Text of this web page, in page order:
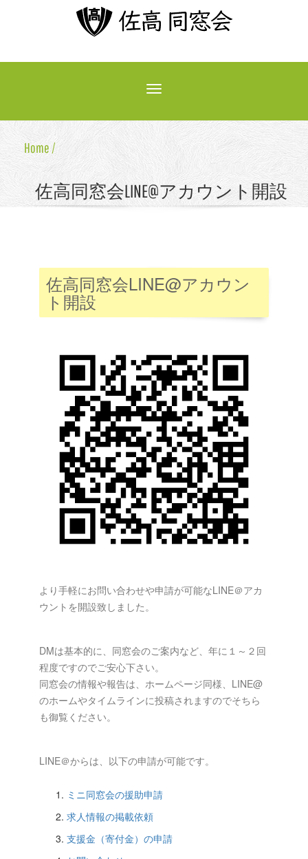
Toggle
Home /
佐高同窓会LINE@アカウント開設
佐高同窓会LINE@アカウン
ト開設
より手軽にお問い合わせや申請が可能なLINE＠アカ
ウントを開設致しました。
DMは基本的に、同窓会のご案内など、年に１～２回
程度ですのでご安心下さい。
同窓会の情報や報告は、ホームページ同様、LINE@
のホームやタイムラインに投稿されますのでそちら
も御覧ください。
LINE＠からは、以下の申請が可能です。
ミニ同窓会の援助申請
求人情報の掲載依頼
支援金（寄付金）の申請